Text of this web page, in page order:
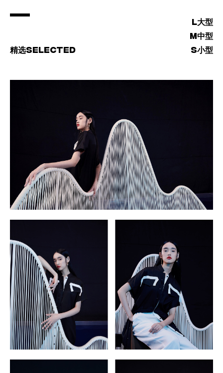
精选SELECTED
大型
L
中型
M
小型
S